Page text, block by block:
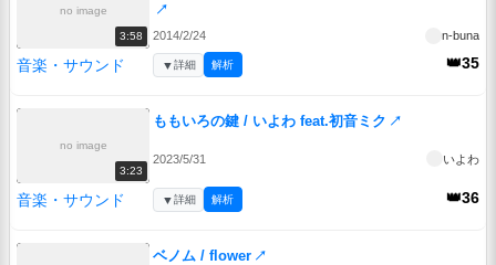
no image
3:58
↗
2014/2/24 n-buna
音楽・サウンド 👑35
▼詳細 解析
no image
3:23
ももいろの鍵 / いよわ feat.初音ミク ↗
2023/5/31 いよわ
音楽・サウンド 👑36
▼詳細 解析
ベノム / flower ↗